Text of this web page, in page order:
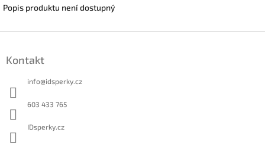
Popis produktu není dostupný
Kontakt
info@idsperky.cz
603 433 765
IDsperky.cz